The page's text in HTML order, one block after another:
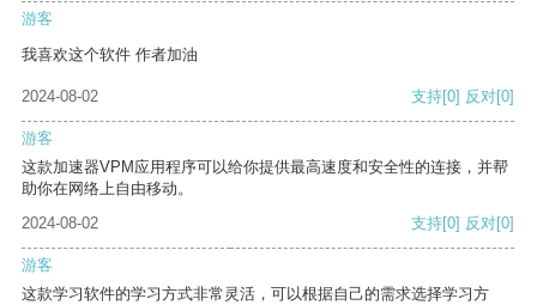
游客
我喜欢这个软件 作者加油
2024-08-02 支持[0] 反对[0]
游客
这款加速器VPM应用程序可以给你提供最高速度和安全性的连接，并帮
助你在网络上自由移动。
2024-08-02
支持[0] 反对[0]
游客
这款学习软件的学习方式非常灵活，可以根据自己的需求选择学习方